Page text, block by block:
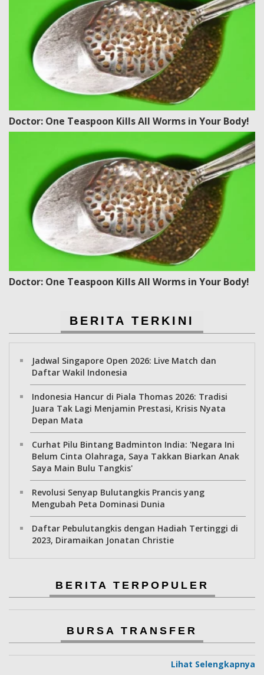
Doctor: One Teaspoon Kills All Worms in Your Body!
Doctor: One Teaspoon Kills All Worms in Your Body!
BERITA TERKINI
Jadwal Singapore Open 2026: Live Match dan
Daftar Wakil Indonesia
Indonesia Hancur di Piala Thomas 2026: Tradisi
Juara Tak Lagi Menjamin Prestasi, Krisis Nyata
Depan Mata
Curhat Pilu Bintang Badminton India: 'Negara Ini
Belum Cinta Olahraga, Saya Takkan Biarkan Anak
Saya Main Bulu Tangkis'
Revolusi Senyap Bulutangkis Prancis yang
Mengubah Peta Dominasi Dunia
Daftar Pebulutangkis dengan Hadiah Tertinggi di
2023, Diramaikan Jonatan Christie
BERITA TERPOPULER
BURSA TRANSFER
Lihat Selengkapnya